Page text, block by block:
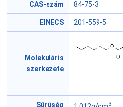
CAS-szám 84-75-3
EINECS 201-559-5
Molekuláris
szerkezete
Sűrűség 3